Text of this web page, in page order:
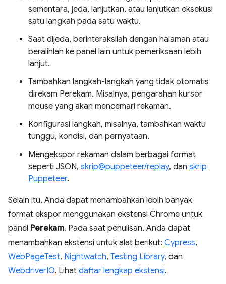
sementara, jeda, lanjutkan, atau lanjutkan eksekusi
satu langkah pada satu waktu.
Saat dijeda, berinteraksilah dengan halaman atau
beralihlah ke panel lain untuk pemeriksaan lebih
lanjut.
Tambahkan langkah-langkah yang tidak otomatis
direkam Perekam. Misalnya, pengarahan kursor
mouse yang akan mencemari rekaman.
Konfigurasi langkah, misalnya, tambahkan waktu
tunggu, kondisi, dan pernyataan.
Mengekspor rekaman dalam berbagai format
seperti JSON, skrip@puppeteer/replay, dan skrip
Puppeteer.
Selain itu, Anda dapat menambahkan lebih banyak
format ekspor menggunakan ekstensi Chrome untuk
panel Perekam. Pada saat penulisan, Anda dapat
menambahkan ekstensi untuk alat berikut: Cypress,
WebPageTest, Nightwatch, Testing Library, dan
WebdriverIO. Lihat daftar lengkap ekstensi.